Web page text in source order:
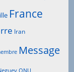
France
Iran
Message
ONU